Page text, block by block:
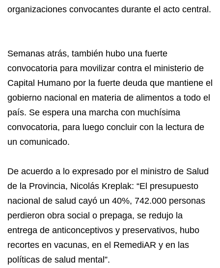
organizaciones convocantes durante el acto central.
Semanas atrás, también hubo una fuerte
convocatoria para movilizar contra el ministerio de
Capital Humano por la fuerte deuda que mantiene el
gobierno nacional en materia de alimentos a todo el
país. Se espera una marcha con muchísima
convocatoria, para luego concluir con la lectura de
un comunicado.
De acuerdo a lo expresado por el ministro de Salud
de la Provincia, Nicolás Kreplak: “El presupuesto
nacional de salud cayó un 40%, 742.000 personas
perdieron obra social o prepaga, se redujo la
entrega de anticonceptivos y preservativos, hubo
recortes en vacunas, en el RemediAR y en las
políticas de salud mental”.